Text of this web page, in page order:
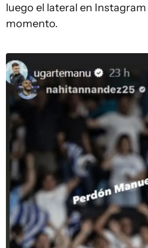
luego el lateral en
momento.